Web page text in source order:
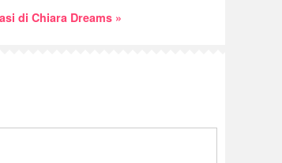
di Chiara Dreams »